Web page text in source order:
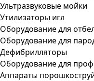
Ультразвуковые мойки
Утилизаторы игл
Оборудование для
Оборудование для
Дефибрилляторы
Оборудование для
Аппараты